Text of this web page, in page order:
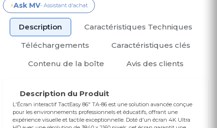
⚡Ask MV- Assistant d'achat
Description
Caractéristiques Techniques
Téléchargements
Caractéristiques clés
Contenu de la boîte
Avis des clients
Description du Produit
L'Écran interactif TactEasy 86" TA-86 est une solution avancée conçue
pour les environnements professionnels et éducatifs, offrant une
expérience visuelle et tactile exceptionnelle. Doté d'un écran 4K Ultra